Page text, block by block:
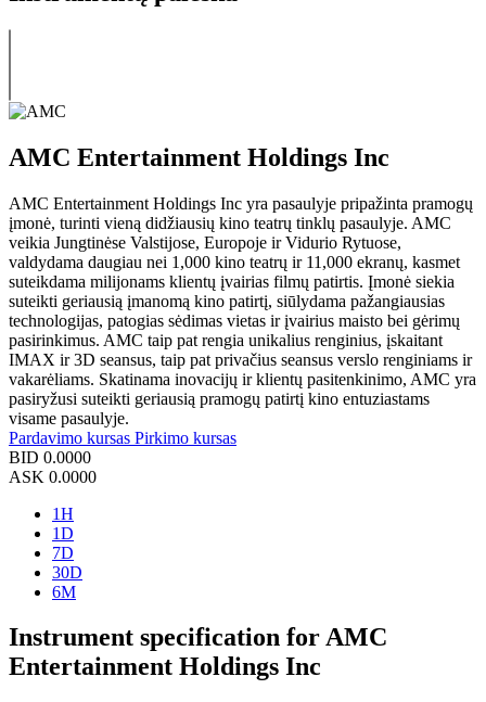
AMC Entertainment Holdings Inc
AMC Entertainment Holdings Inc yra pasaulyje pripažinta pramogų
įmonė, turinti vieną didžiausių kino teatrų tinklų pasaulyje. AMC
veikia Jungtinėse Valstijose, Europoje ir Vidurio Rytuose,
valdydama daugiau nei 1,000 kino teatrų ir 11,000 ekranų, kasmet
suteikdama milijonams klientų įvairias filmų patirtis. Įmonė siekia
suteikti geriausią įmanomą kino patirtį, siūlydama pažangiausias
technologijas, patogias sėdimas vietas ir įvairius maisto bei gėrimų
pasirinkimus. AMC taip pat rengia unikalius renginius, įskaitant
IMAX ir 3D seansus, taip pat privačius seansus verslo renginiams ir
vakarėliams. Skatinama inovacijų ir klientų pasitenkinimo, AMC yra
pasiryžusi suteikti geriausią pramogų patirtį kino entuziastams
visame pasaulyje.
Pardavimo kursas Pirkimo kursas
BID 0.0000
ASK 0.0000
1H
1D
7D
30D
6M
Instrument specification for AMC
Entertainment Holdings Inc